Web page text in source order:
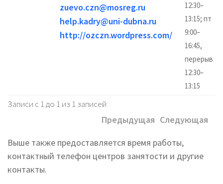
zuevo.czn@mosreg.ru
help.kadry@uni-dubna.ru
http://ozczn.wordpress.com/
12:30–
13:15; пт
9:00–
16:45,
перерыв
12:30–
13:15
Записи с 1 до 1 из 1 записей
Предыдущая Следующая
Выше также предоставляется время работы,
контактный телефон центров занятости и другие
контакты.